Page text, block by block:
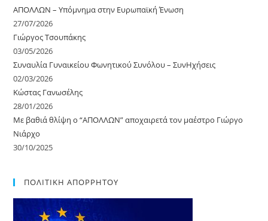
ΑΠΟΛΛΩΝ – Υπόμνημα στην Ευρωπαϊκή Ένωση
27/07/2026
Γιώργος Τσουπάκης
03/05/2026
Συναυλία Γυναικείου Φωνητικού Συνόλου – ΣυνΗχήσεις
02/03/2026
Κώστας Γανωσέλης
28/01/2026
Με βαθιά θλίψη o “ΑΠΟΛΛΩΝ” αποχαιρετά τον μαέστρο Γιώργο
Νιάρχο
30/10/2025
ΠΟΛΙΤΙΚΗ ΑΠΟΡΡΗΤΟΥ